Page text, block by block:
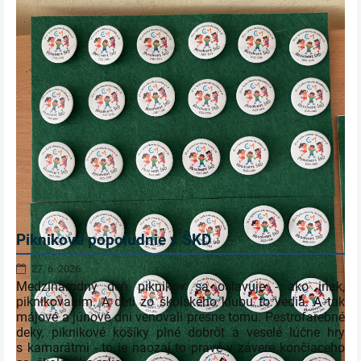
Piknikové popoludnie v ŠKD
27. 6. 2026
Medzinárodný deň piknikov sa oslavuje - ako inak,
piknikovaním. A deti zo školského klubu to vedia. A tak
májové a júnové dni venovali presne tomu. Pestrofarebné
deky, piknikové košíky plné dobrôt a veselé lúčne hry
s kamarátmi - to je naozaj to pravé v závere končiaceho